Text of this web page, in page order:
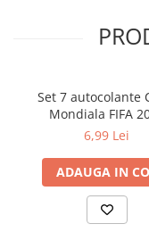
Educație și carte
Caiete de vacanță
Bibliografie școlară
Dicționare și gramatici
Pregătire pentru
Pregătire Evaluare
Set 7 autocolante
Mondiala FIFA
6,99 Lei
ADAUGA IN